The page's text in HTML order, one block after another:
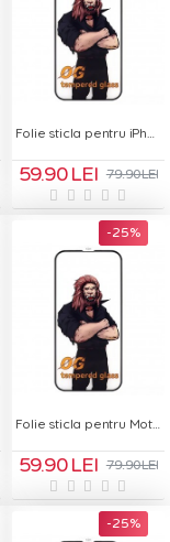
59.90 LEI 79.90 LEI
-25 %
59.90 LEI 79.90 LEI
-25 %